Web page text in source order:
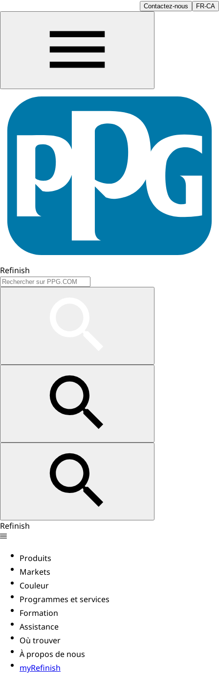
Contactez-nous FR-CA
Refinish
Refinish
Produits
Markets
Couleur
Programmes et services
Formation
Assistance
Où trouver
À propos de nous
myRefinish